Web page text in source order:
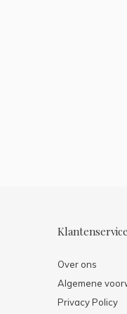
Klantenservice
Over ons
Algemene
Privacy Policy